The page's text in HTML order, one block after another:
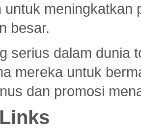
untuk meningkatkan
besar.
serius dalam dunia
mereka untuk
dan promosi